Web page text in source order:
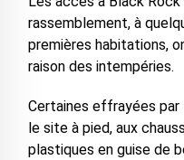
rassemblement, à
premières habitations,
raison des intempéries.
Certaines effrayées
le site à pied, aux
plastiques en guise de